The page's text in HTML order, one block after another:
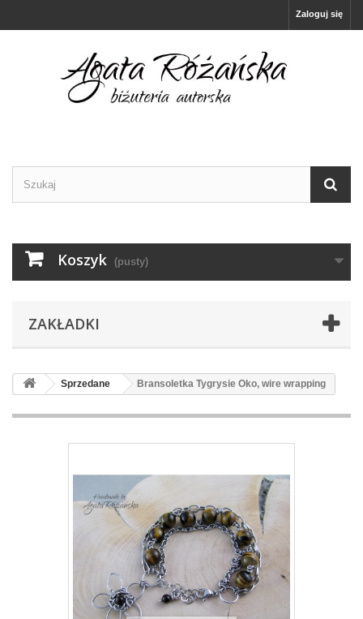
Zaloguj się
Koszyk (pusty)
ZAKŁADKI
Sprzedane Bransoletka Tygrysie Oko, wire wrapping